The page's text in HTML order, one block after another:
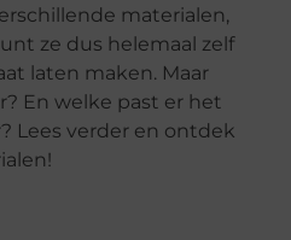
materialen,
ze dus helemaal zelf
laten maken. Maar
En welke past er het
Lees verder en ontdek